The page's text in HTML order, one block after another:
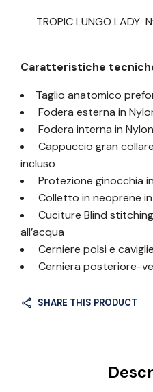
TROPIC LUNGO
Caratteristiche
Taglio anatomico
Fodera esterna in
Fodera interna in Nylon
Cappuccio gran
incluso
Protezione ginocchia
Colletto in neoprene
Cuciture Blind
all’acqua
Cerniere polsi e caviglie
Cerniera posteriore-
SHARE THIS PRODUCT